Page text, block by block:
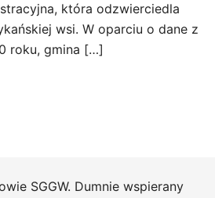
która odzwierciedla
wsi. W oparciu o dane z
roku, gmina […]
SGGW. Dumnie wspierany